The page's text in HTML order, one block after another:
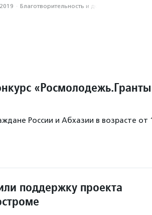
· Благотвори­тель­ность и доброволь­чест­во
России и Абхазии в возрасте от
поддержку проекта